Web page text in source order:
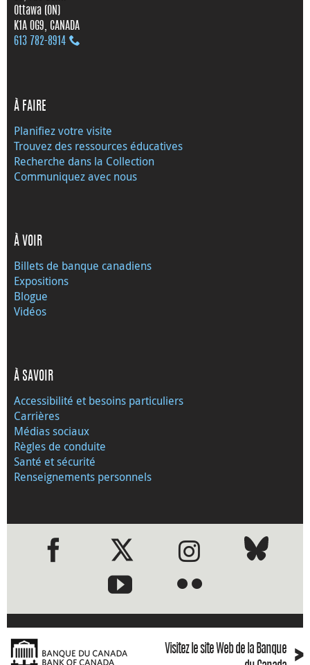
Ottawa (ON)
K1A 0G9, CANADA
613 782‑8914
À FAIRE
Planifiez votre visite
Trouvez des ressources éducatives
Recherche dans la Collection
Communiquez avec nous
À VOIR
Billets de banque canadiens
Expositions
Blogue
Vidéos
À SAVOIR
Accessibilité et besoins particuliers
Carrières
Médias sociaux
Règles de conduite
Santé et sécurité
Renseignements personnels
●●
Visitez le site Web de la Banque
›